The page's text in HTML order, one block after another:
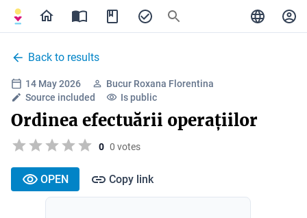
Back to results
14 May 2026
Bucur Roxana Florentina
Source included
Is public
Ordinea efectuării operațiilor
0 0 votes
OPEN Copy link